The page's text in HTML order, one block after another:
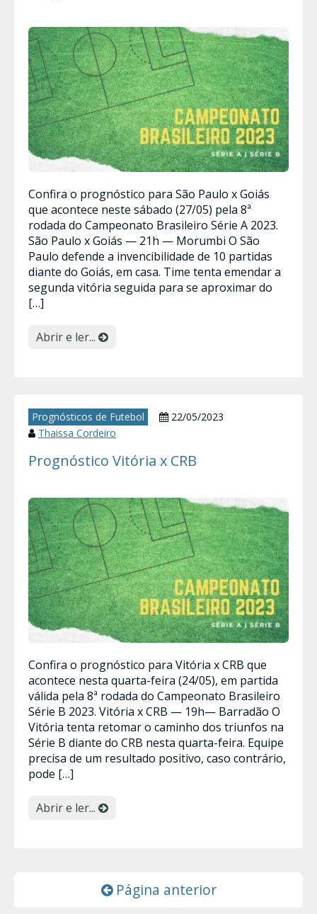
Confira o prognóstico para São Paulo x Goiás
que acontece neste sábado (27/05) pela 8ª
rodada do Campeonato Brasileiro Série A 2023.
São Paulo x Goiás — 21h — Morumbi O São
Paulo defende a invencibilidade de 10 partidas
diante do Goiás, em casa. Time tenta emendar a
segunda vitória seguida para se aproximar do
[…]
Abrir e ler...
Prognósticos de Futebol
22/05/2023
Thaissa Cordeiro
Prognóstico Vitória x CRB
Confira o prognóstico para Vitória x CRB que
acontece nesta quarta-feira (24/05), em partida
válida pela 8ª rodada do Campeonato Brasileiro
Série B 2023. Vitória x CRB — 19h— Barradão O
Vitória tenta retomar o caminho dos triunfos na
Série B diante do CRB nesta quarta-feira. Equipe
precisa de um resultado positivo, caso contrário,
pode […]
Abrir e ler...
Página anterior